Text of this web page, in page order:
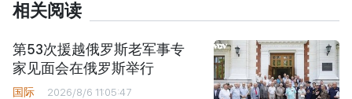
相关阅读
第53次援越俄罗斯老军事专
家见面会在俄罗斯举行
国际 2026/8/6 11:05:47